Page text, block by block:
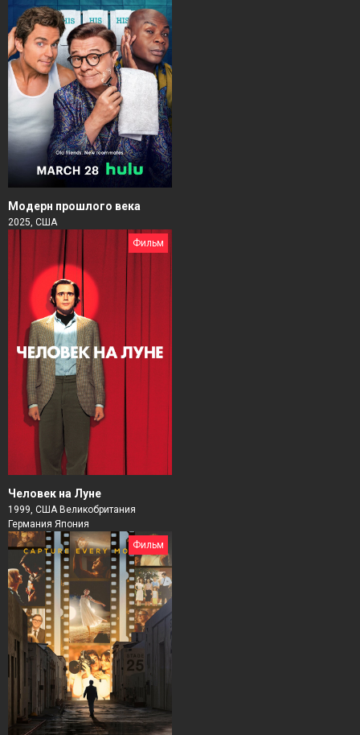
Модерн прошлого века
2025, США
Фильм
Человек на Луне
1999, США Великобритания
Германия Япония
Фильм